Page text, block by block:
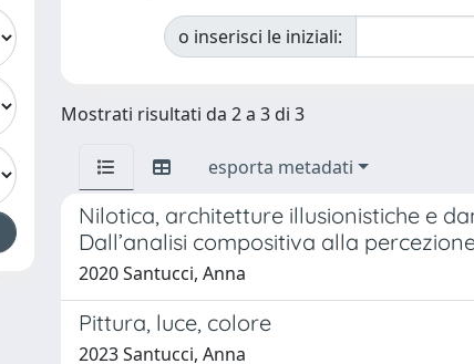
o inserisci le iniziali:
Mostrati risultati da 2 a 3 di 3
esporta metadati
Nilotica, architetture illusionistiche e
Dall’analisi compositiva alla
2020 Santucci, Anna
Pittura, luce, colore
2023 Santucci, Anna